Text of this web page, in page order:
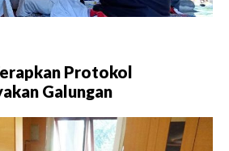
Protokol
Galungan